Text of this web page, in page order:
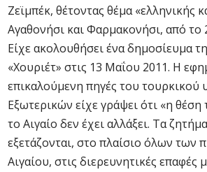
Ζεϊμπέκ, θέτοντας θέμα «ελληνικής
Αγαθονήσι και Φαρμακονήσι, από το
Είχε ακολουθήσει ένα δημοσίευμα
«Χουριέτ» στις 13 Μαΐου 2011. Η
επικαλούμενη πηγές του τουρκικού
Εξωτερικών είχε γράψει ότι «η θέση
το Αιγαίο δεν έχει αλλάξει. Τα
εξετάζονται, στο πλαίσιο όλων των
Αιγαίου, στις διερευνητικές επαφές